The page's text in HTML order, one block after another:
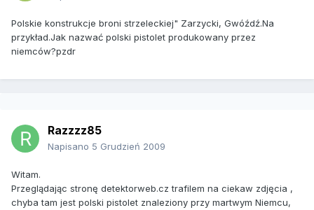
Polskie konstrukcje broni strzeleckiej" Zarzycki, Gwóźdź.Na
przykład.Jak nazwać polski pistolet produkowany przez
niemców?pzdr
Razzzz85
Napisano 5 Grudzień 2009
Witam.
Przeglądając stronę detektorweb.cz trafilem na ciekaw zdjęcia ,
chyba tam jest polski pistolet znaleziony przy martwym Niemcu,